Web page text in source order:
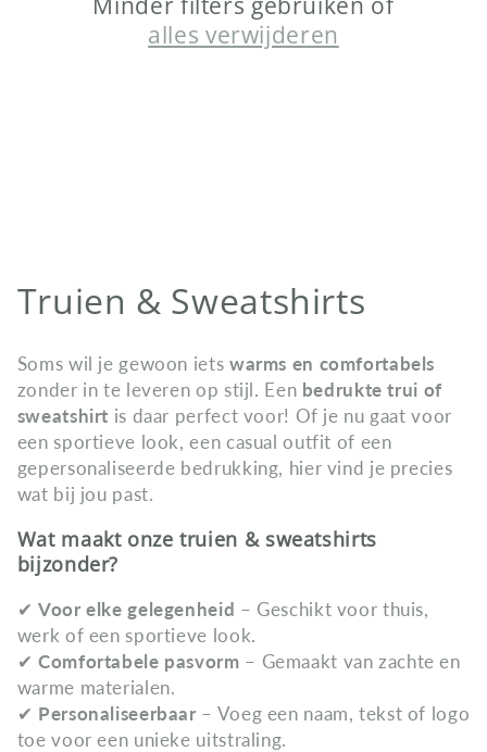
alles verwijderen
C
l
l
e
c
t
i
e
:
Truien & Sweatshirts
Soms wil je gewoon iets warms en comfortabels
zonder in te leveren op stijl. Een bedrukte trui of
sweatshirt is daar perfect voor! Of je nu gaat voor
een sportieve look, een casual outfit of een
gepersonaliseerde bedrukking, hier vind je precies
wat bij jou past.
Wat maakt onze truien & sweatshirts
bijzonder?
✔Voor elke gelegenheid – Geschikt voor thuis,
werk of een sportieve look.
✔Comfortabele pasvorm – Gemaakt van zachte en
warme materialen.
✔ Personaliseerbaar– Voeg een naam, tekst of logo
toe voor een unieke uitstraling.